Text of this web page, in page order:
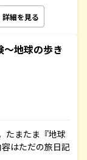
詳細を見る
地球の歩き
たまたま『地球
はただの旅日記